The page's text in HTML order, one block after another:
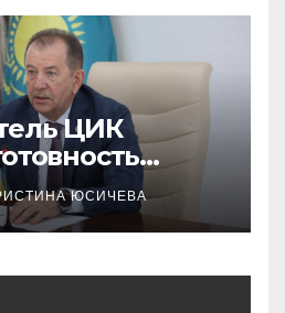
ЦИК
участков в
ЮСИЧЕВА